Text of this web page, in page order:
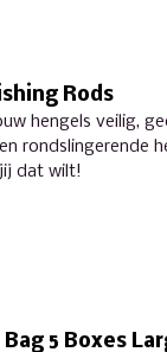
Rods
hengels veilig,
rondslingerende
dat wilt!
5 Boxes